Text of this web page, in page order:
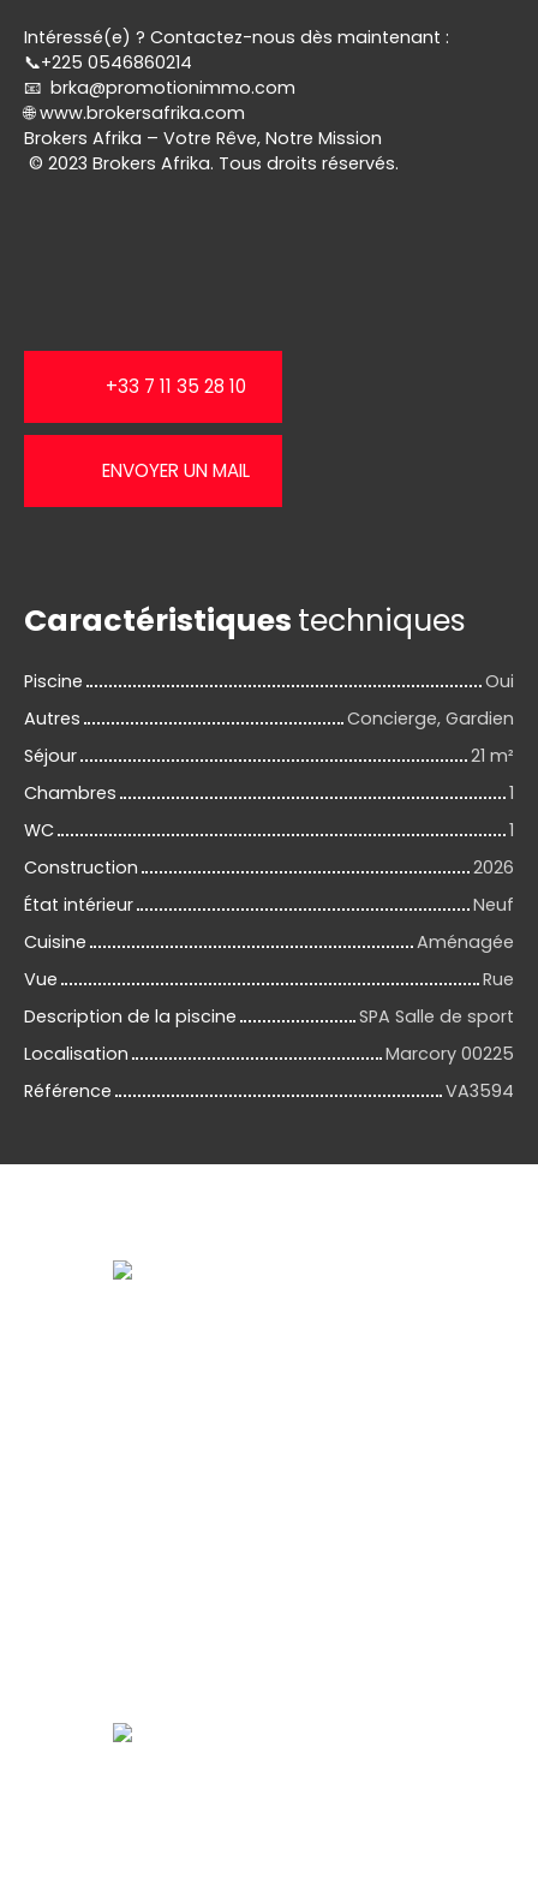
Intéressé(e) ? Contactez-nous dès maintenant :
📞+225 0546860214
📧 brka@promotionimmo.com
🌐 www.brokersafrika.com
Brokers Afrika – Votre Rêve, Notre Mission
© 2023 Brokers Afrika. Tous droits réservés.
+33 7 11 35 28 10
ENVOYER UN MAIL
Caractéristiques techniques
Piscine
Oui
Autres
Concierge, Gardien
Séjour
21 m²
Chambres
1
WC
1
Construction
2026
État intérieur
Neuf
Cuisine
Aménagée
Vue
Rue
Description de la piscine
SPA Salle de sport
Localisation
Marcory 00225
Référence
VA3594